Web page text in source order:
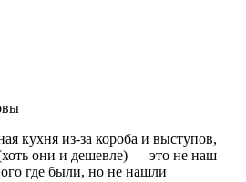
кухня из-за короба и выступов,
они и дешевле) — это не наш
где были, но не нашли